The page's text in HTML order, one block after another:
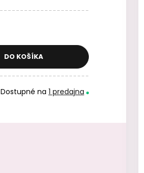
DO KOŠÍKA
Dostupné na 1 predajna